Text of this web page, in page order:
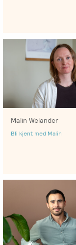
Malin Welander
Bli kjent med Malin